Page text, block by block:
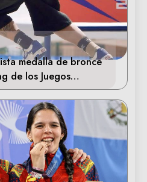
medalla de bronce
de los Juegos